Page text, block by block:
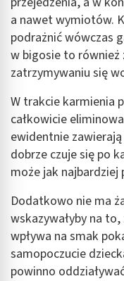
a nawet wymiotów.
podrażnić wówczas
w bigosie to również
zatrzymywaniu się
W trakcie karmienia
całkowicie
ewidentnie
dobrze czuje się po
może jak najbardziej
Dodatkowo nie ma
wskazywałyby na
wpływa na smak
samopoczucie
powinno